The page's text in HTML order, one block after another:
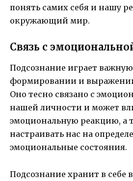
понять самих себя и нашу
окружающий мир.
Связь с
Подсознание играет важную
формировании и
Оно тесно связано с
нашей личности и может
эмоциональную реакцию, а
настраивать нас на
эмоциональные состояния.
Подсознание хранит в себе